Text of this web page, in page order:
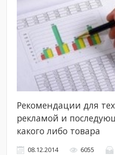
Рекомендации для
рекламой и
какого либо товара
08.12.2014 6055